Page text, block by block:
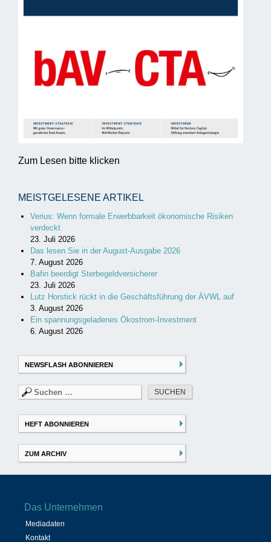
Zum Lesen bitte klicken
MEISTGELESENE ARTIKEL
Verius: Wenn formale Erwerbbarkeit ökonomische Risiken
verdeckt
23. Juli 2026
Das lesen Sie in der August-Ausgabe 2026
7. August 2026
Bafin beerdigt Sterbegeldversicherer
23. Juli 2026
Lutz Horstick rückt in die Geschäftsführung der ÄVWL auf
3. August 2026
Ein spannungsgeladenes Ökostrom-Investment
6. August 2026
NEWSFLASH ABONNIEREN
Suchen
nach:
HEFT ABONNIEREN
ZUM ARCHIV
Das Unternehmen
Mediadaten
Kontakt